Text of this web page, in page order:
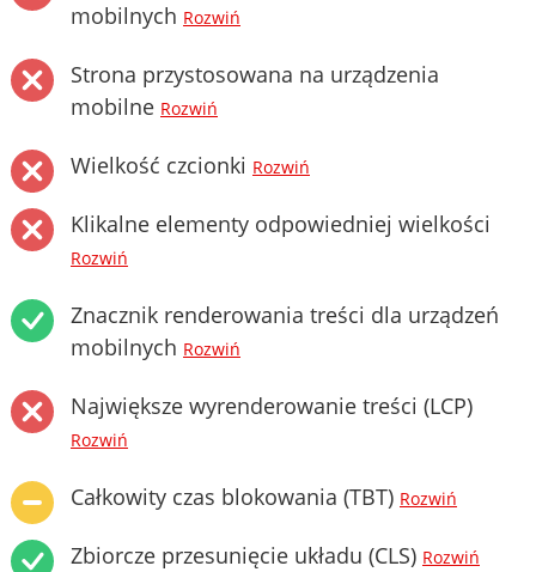
mobilnych Rozwiń
Strona przystosowana na urządzenia
mobilne Rozwiń
Wielkość czcionki Rozwiń
Klikalne elementy odpowiedniej wielkości
Rozwiń
Znacznik renderowania treści dla urządzeń
mobilnych Rozwiń
Największe wyrenderowanie treści (LCP)
Rozwiń
Całkowity czas blokowania (TBT) Rozwiń
Zbiorcze przesunięcie układu (CLS) Rozwiń